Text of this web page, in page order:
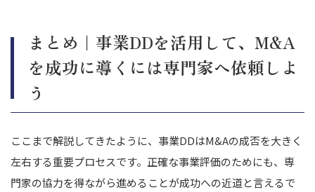
まとめ｜事業DDを活用して、M&A
を成功に導くには専門家へ依頼しよ
う
ここまで解説してきたように、事業DDはM&Aの成否を大きく
左右する重要プロセスです。正確な事業評価のためにも、専
門家の協力を得ながら進めることが成功への近道と言えるで